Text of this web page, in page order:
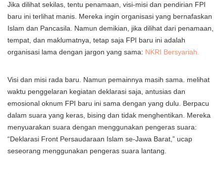
Jika dilihat sekilas, tentu penamaan, visi-misi dan pendirian FPI
baru ini terlihat manis. Mereka ingin organisasi yang bernafaskan
Islam dan Pancasila. Namun demikian, jika dilihat dari penamaan,
tempat, dan maklumatnya, tetap saja FPI baru ini adalah
organisasi lama dengan jargon yang sama: NKRI Bersyariah.
Visi dan misi rada baru. Namun pemainnya masih sama. melihat
waktu penggelaran kegiatan deklarasi saja, antusias dan
emosional oknum FPI baru ini sama dengan yang dulu. Berpacu
dalam suara yang keras, bising dan tidak menghentikan. Mereka
menyuarakan suara dengan menggunakan pengeras suara:
“Deklarasi Front Persaudaraan Islam se-Jawa Barat,” ucap
seseorang menggunakan pengeras suara lantang.